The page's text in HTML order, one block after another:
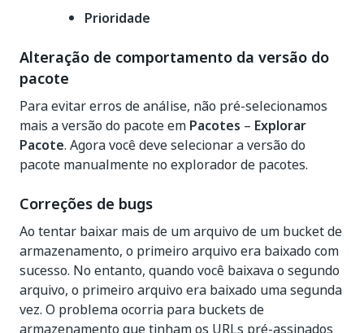
Prioridade
Alteração de comportamento da versão do
pacote
Para evitar erros de análise, não pré-selecionamos
mais a versão do pacote em Pacotes – Explorar
Pacote. Agora você deve selecionar a versão do
pacote manualmente no explorador de pacotes.
Correções de bugs
Ao tentar baixar mais de um arquivo de um bucket de
armazenamento, o primeiro arquivo era baixado com
sucesso. No entanto, quando você baixava o segundo
arquivo, o primeiro arquivo era baixado uma segunda
vez. O problema ocorria para buckets de
armazenamento que tinham os URLs pré-assinados